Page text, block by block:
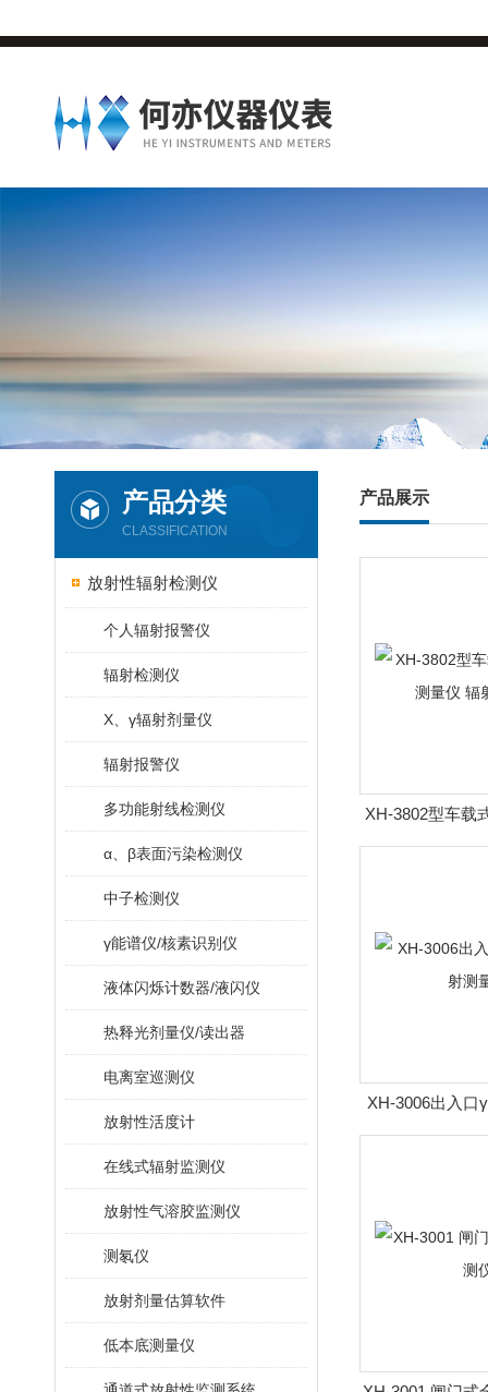
产品分类
CLASSIFICATION
放射性辐射检测仪
个人辐射报警仪
辐射检测仪
X、γ辐射剂量仪
辐射报警仪
多功能射线检测仪
α、β表面污染检测仪
中子检测仪
γ能谱仪/核素识别仪
液体闪烁计数器/液闪仪
热释光剂量仪/读出器
电离室巡测仪
放射性活度计
在线式辐射监测仪
放射性气溶胶监测仪
测氡仪
放射剂量估算软件
低本底测量仪
产品展示
XH-3802型车载
仪 辐射
XH-3006出入口
量